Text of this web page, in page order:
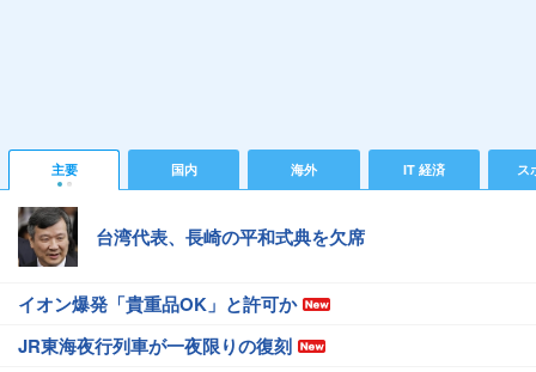
主要 国内 海外 IT 経済 ス
台湾代表、長崎の平和式典を欠席
イオン爆発「貴重品OK」と許可か
JR東海夜行列車が一夜限りの復刻